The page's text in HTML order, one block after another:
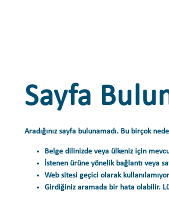
Sayfa
Aradığınız sayfa bulunamadı. Bu birçok
Belge dilinizde veya ülkeniz için
İstenen ürüne yönelik bağlantı veya
Web sitesi geçici olarak
Girdiğiniz aramada bir hata olabilir.